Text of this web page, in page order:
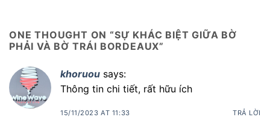
ONE THOUGHT ON “SỰ KHÁC BIỆT GIỮA BỜ
PHẢI VÀ BỜ TRÁI BORDEAUX”
khoruou says:
Thông tin chi tiết, rất hữu ích
15/11/2023 AT 11:33 TRẢ LỜI